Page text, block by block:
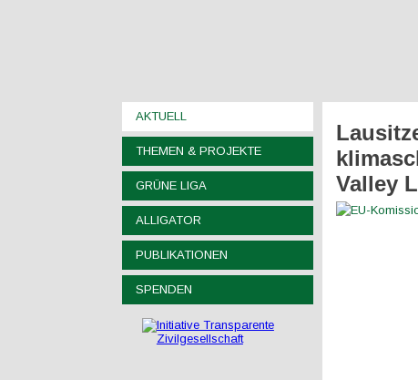
AKTUELL
THEMEN & PROJEKTE
GRÜNE LIGA
ALLIGATOR
PUBLIKATIONEN
SPENDEN
Valley